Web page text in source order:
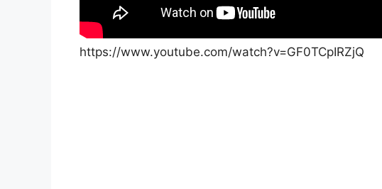
https://www.youtube.com/watch?v=GF0TCpIRZjQ